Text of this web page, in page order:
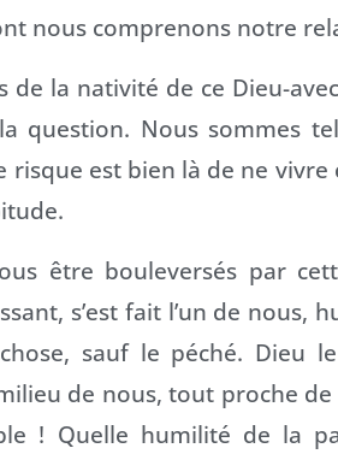
nous comprenons notre
de la nativité de ce Dieu-
question. Nous sommes
risque est bien là de ne vivre
être bouleversés par
s’est fait l’un de nous,
sauf le péché. Dieu
de nous, tout proche de
! Quelle humilité de la